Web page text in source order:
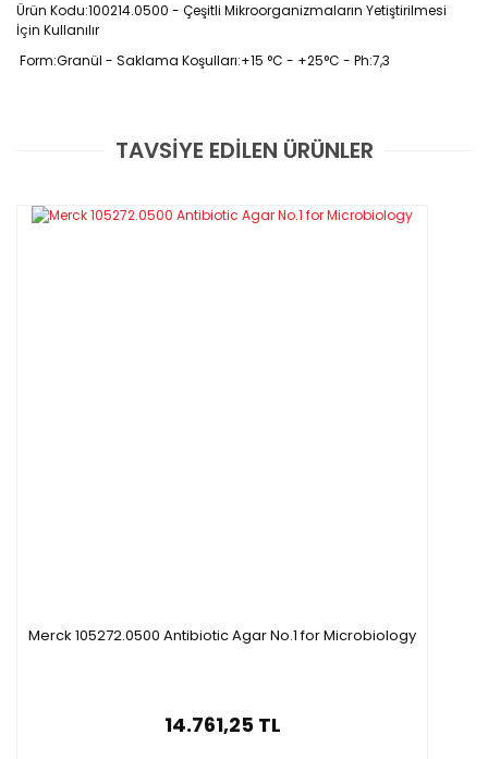
Ürün Kodu:100214.0500 - Çeşitli Mikroorganizmaların Yetiştirilmesi
İçin Kullanılır
Form:Granül - Saklama Koşulları:+15 °C - +25°C - Ph:7,3
Bu ürüne ilk yorumu siz yapın!
Yorum Yaz
TAVSİYE EDİLEN ÜRÜNLER
Merck 105272.0500 Antibiotic Agar No.1 for Microbiology
14.761,25 TL